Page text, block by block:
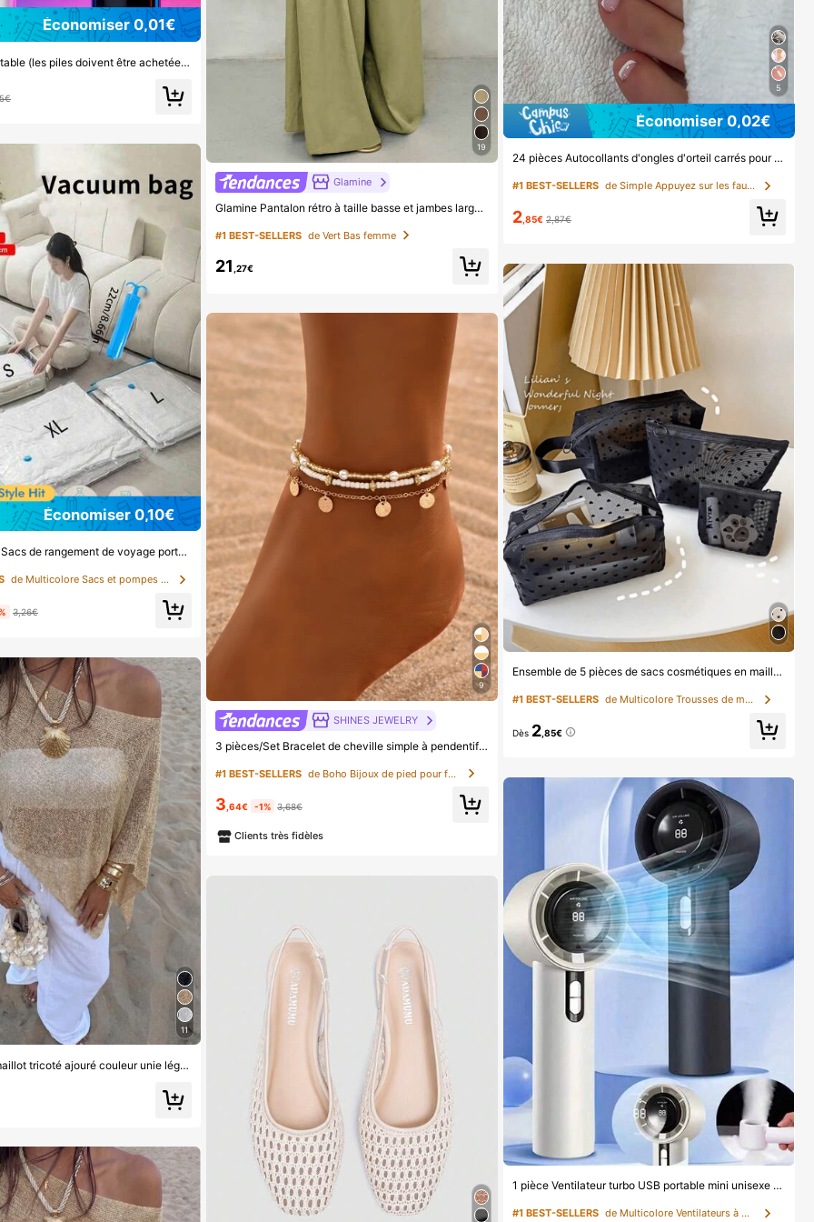
Économiser 0,01€
1 Ventilateur portable (les piles doivent être achetées séparément). Ventilateur portable, ventilateur à main, ventilateur alimenté par batterie, petit ventilateur de bureau. Idéal pour les voyages, les trajets quotidiens, les bureaux, les plages, les essentiels d'été, les cadeaux de fête/événement (nécessite deux piles AAA).
Économiser 0,10€
20/10/5/1 pièce Sacs de rangement de voyage portables grande capacité Sacs de compression réutilisables Sacs sous vide pliables Sacs organisateurs de bagages Cubes d'emballage anti-poussière Sacs anti-humidité anti-mites gain de place Convient pour les vêtements les couettes l'armoire la rentrée scolaire
de Multicolore Sacs et pompes à air sous vide
3,26€
11
Top de cache-maillot tricoté ajouré couleur unie léger et brillant sexy décontracté pour femmes, style cape avec manches chauve-souris et ourlet asymétrique, vacances d'été à la plage, festival de musique, vacances à la campagne, décontracté, rendez-vous de rue, tenue de villégiature
19
Glamine
Glamine Pantalon rétro à taille basse et jambes larges, pantalon long casual pour femmes avec design drapé amincissant
#1 BEST-SELLERS de Vert Bas femme
21 ,27€
9
SHINES JEWELRY
3 pièces/Set Bracelet de cheville simple à pendentif circulaire doré avec franges et perles pour femmes, convient pour le port quotidien et les vacances, style bohème chic
#1 BEST-SELLERS de Boho Bijoux de pied pour femmes
3 ,64€ -1% 3,68€
Clients très fidèles
5
Économiser 0,02€
24 pièces Autocollants d'ongles d'orteil carrés pour créer de nouveaux designs d'ongles ! Base nude rétro à la mode, ensemble d'ongles d'orteil français avec bordure blanc nuage, ensemble d'ongles d'orteil français crémeux élégant à couverture complète, conçu pour les femmes et les filles. L'ensemble comprend 1 feuille adhésive et 1 mini lime à ongles, gel de gelée, livraison aléatoire. Faux ongles à clipser, fournitures pour nail art, produits pour les ongles.
#1 BEST-SELLERS de Simple Appuyez sur les faux ongles
2,85€ 2,87€
Ensemble de 5 pièces de sacs cosmétiques en maille avec imprimé cœur, sac de maquillage en maille avec motif cœur complet, pochette zippée/sac de toilette, sac organisateur en maille portable, convient pour la maison, le bureau, les voyages (noir), excellent cadeau de Noël, style bohème, cadeau pour les femmes
#1 BEST-SELLERS de Multicolore Trousses de maquillage
Dès 2,85€
1 pièce Ventilateur turbo USB portable mini unisexe pour couple, corps arrondi avec toucher frais, design de couleur unie à la mode, ventilateur de haute qualité pouvant être posé, flux d'air puissant avec 100 vitesses de vent réglables, petit ventilateur turbo portable ultra-rapide sans paliers, ventilateur turbo silencieux à haute vitesse, peut souffler jusqu'à 8 mètres, ventilateur portable adapté pour l'été, le camping en plein air, les voyages, la plage, les sports, le bureau, l'école, le bord de mer, la piscine, les fêtes, l'usage quotidien, la vie, ventilateur portable, fête de couleur unie, indispensable
#1 BEST-SELLERS de Multicolore Ventilateurs à main